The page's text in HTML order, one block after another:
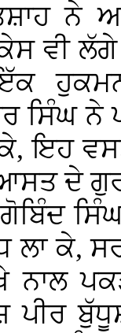
ਨੇ
ਵੀ
ਸਿੰਘ ਨੇ
ਇਹ
ਦੇ
ਲਾ ਕੇ,
ਨਾਲ
ਪੀਰ